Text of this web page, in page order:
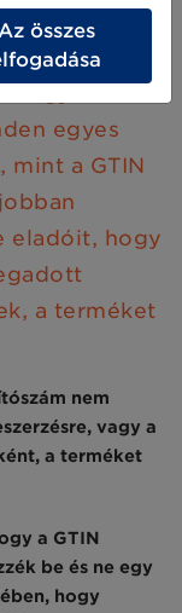
egyes
mint a GTIN
eladóit, hogy
a terméket
nem
vagy a
a terméket
a GTIN
be és ne egy
hogy
Az összes